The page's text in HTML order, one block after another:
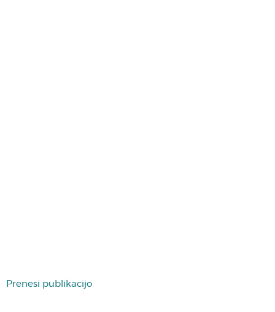
Prenesi publikacijo